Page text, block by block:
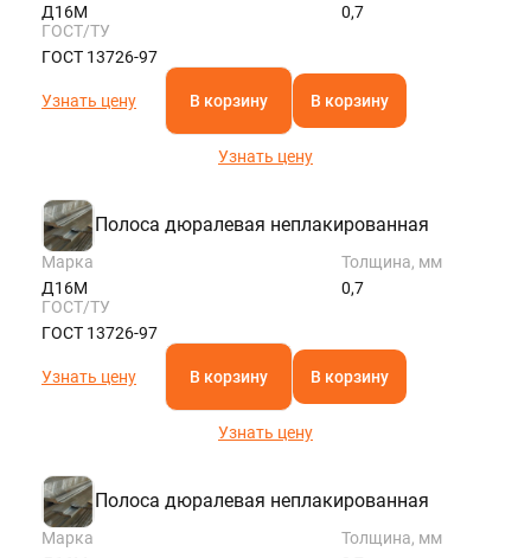
Д16М
0,7
ГОСТ/ТУ
ГОСТ 13726-97
Узнать цену В корзину В корзину
Узнать цену
Полоса дюралевая неплакированная
Марка
Д16М
Толщина, мм
0,7
ГОСТ/ТУ
ГОСТ 13726-97
Узнать цену В корзину В корзину
Узнать цену
Полоса дюралевая неплакированная
Марка
Толщина, мм